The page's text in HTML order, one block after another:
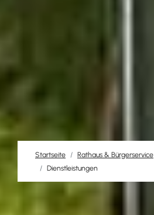
Startseite Rathaus & Bürgerservice
Dienstleistungen